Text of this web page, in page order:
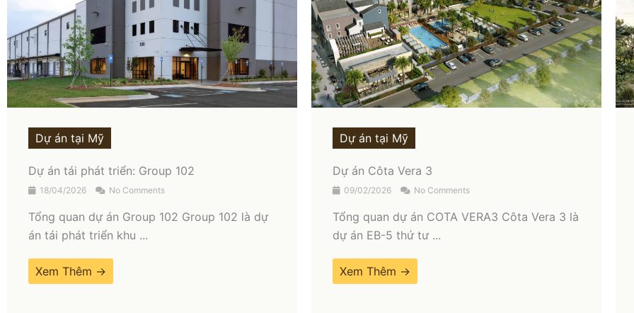
Dự án tại Mỹ
Dự án Côta Vera 3
09/02/2026 No Comments
Tổng quan dự án COTA VERA3 Côta Vera 3 là
dự án EB-5 thứ tư ...
Dự án tại Mỹ
Dự án Waldorf Astoria Texas Hill
09/02/2026 No Comments
Tổng quan dự án Waldorf Astoria Texas Hill
Dự án tọa lạc tại Fredericksburg – ...